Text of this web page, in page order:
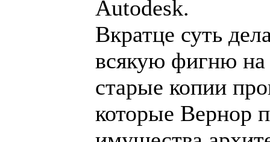
Autodesk.
Вкратце суть
всякую фигню на
старые копии
которые Вернор